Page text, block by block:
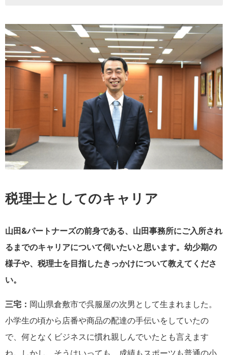
税理士としてのキャリア
山田&パートナーズの前身である、山田事務所にご入所され
るまでのキャリアについて伺いたいと思います。幼少期の
様子や、税理士を目指したきっかけについて教えてくださ
い。
三宅： 岡山県倉敷市で呉服屋の次男として生まれました。
小学生の頃から店番や商品の配達の手伝いをしていたの
で、何となくビジネスに慣れ親しんでいたとも言えます
ね。しかし、そうはいっても、成績もスポーツも普通の小